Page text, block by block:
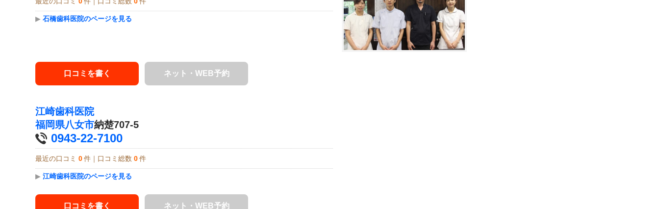
▶ 石橋歯科医院のページを見る
口コミを書く ネット・WEB予約
江崎歯科医院
福岡県八女市納楚707-5
0943-22-7100
最近の口コミ 0 件｜口コミ総数 0 件
▶ 江崎歯科医院のページを見る
口コミを書く ネット・WEB予約